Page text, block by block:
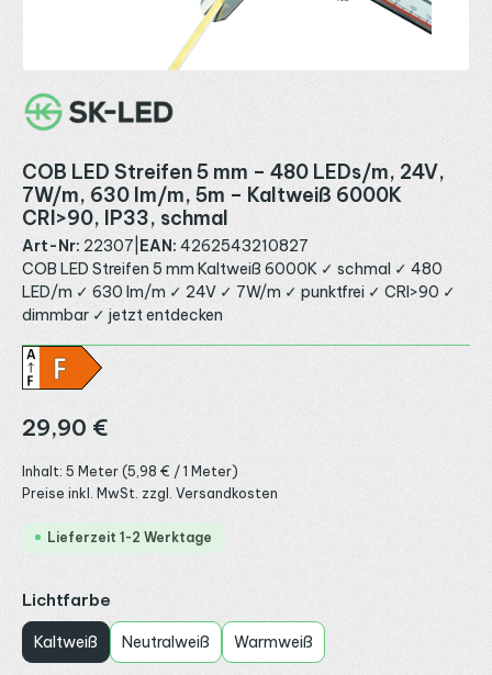
COB LED Streifen 5 mm – 480 LEDs/m, 24V,
7W/m, 630 lm/m, 5m – Kaltweiß 6000K
CRI>90, IP33, schmal
Art-Nr: 22307 EAN: 4262543210827
COB LED Streifen 5 mm Kaltweiß 6000K ✓ schmal ✓ 480
LED/m ✓ 630 lm/m ✓ 24V ✓ 7W/m ✓ punktfrei ✓ CRI>90 ✓
dimmbar ✓ jetzt entdecken
Regulärer Preis:
29,90 €
Inhalt: 5 Meter (5,98 € / 1 Meter)
Preise inkl. MwSt. zzgl. Versandkosten
Lieferzeit 1-2 Werktage
Lichtfarbe
Kaltweiß Neutralweiß Warmweiß